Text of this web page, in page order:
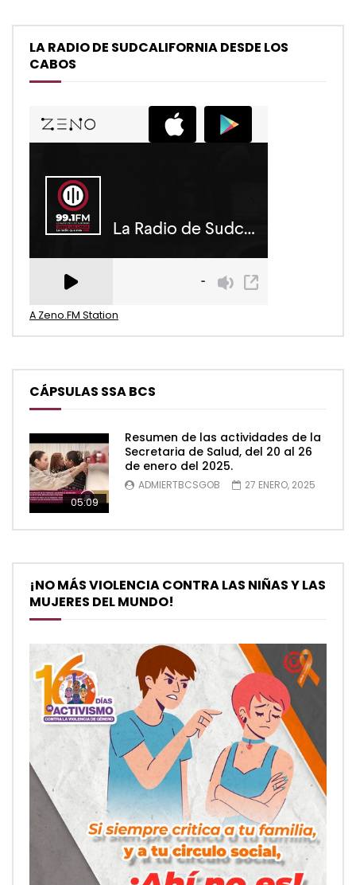
LA RADIO DE SUDCALIFORNIA DESDE LOS
CABOS
A Zeno.FM Station
CÁPSULAS SSA BCS
05:09
Resumen de las actividades de la
Secretaria de Salud, del 20 al 26
de enero del 2025.
ADMIERTBCSGOB 27 ENERO, 2025
¡NO MÁS VIOLENCIA CONTRA LAS NIÑAS Y LAS
MUJERES DEL MUNDO!